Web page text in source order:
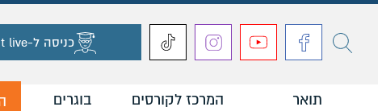
חפש
כניסה ל-orbit live
תואר
המרכז לקורסים בוגרים